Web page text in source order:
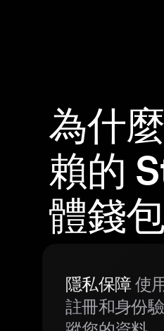
為什
賴的
體錢包
隱私保障使
註冊和身份